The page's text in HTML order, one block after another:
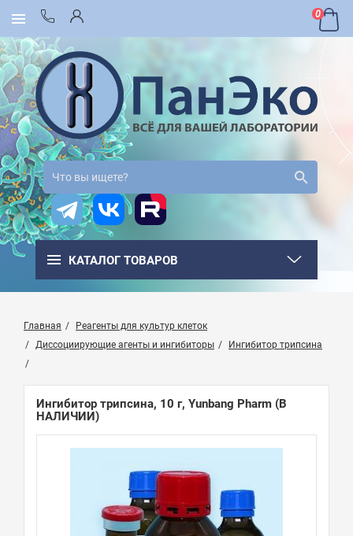
0
КАТАЛОГ ТОВАРОВ
Главная
Реагенты для культур клеток
Диссоциирующие агенты и ингибиторы
Ингибитор трипсина
Ингибитор трипсина, 10 г, Yunbang Pharm (В
НАЛИЧИИ)